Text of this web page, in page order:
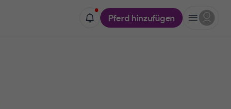
Pferd hinzufügen